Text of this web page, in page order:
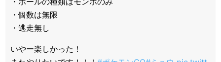
・個数は無限
・逃走無し
いやー楽しかった！